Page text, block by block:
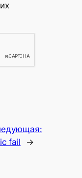
fail
→